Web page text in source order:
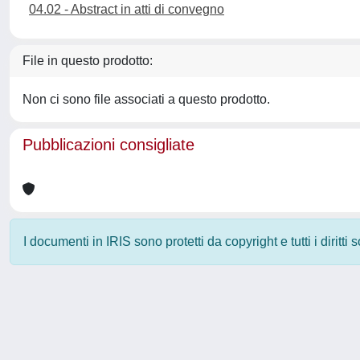
04.02 - Abstract in atti di convegno
File in questo prodotto:
Non ci sono file associati a questo prodotto.
Pubblicazioni consigliate
I documenti in IRIS sono protetti da copyright e tutti i diritti